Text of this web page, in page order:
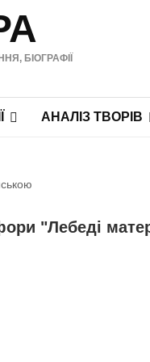
БІОГРАФІЇ
АНАЛІЗ ТВОРІВ
"Лебеді